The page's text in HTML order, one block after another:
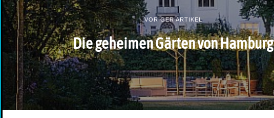
VORIGER ARTIKEL
Die geheimen Gärten von Hamburg